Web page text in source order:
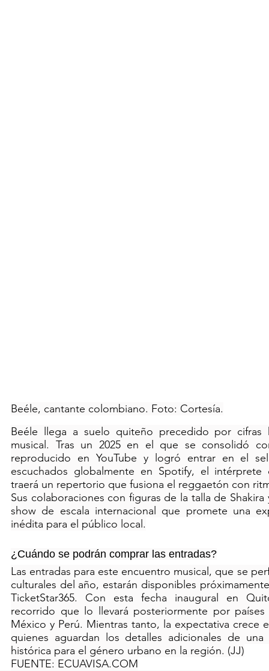
Beéle, cantante colombiano. Foto: Cortesía.
Beéle llega a suelo quiteño precedido por cifras
musical. Tras un 2025 en el que se consolidó
reproducido en YouTube y logró entrar en el
escuchados globalmente en Spotify, el
traerá un repertorio que fusiona el reggaetón con
Sus colaboraciones con figuras de la talla de
show de escala internacional que promete una
inédita para el público local.
¿Cuándo se podrán comprar las entradas?
Las entradas para este encuentro musical, que se
culturales del año, estarán disponibles
TicketStar365. Con esta fecha inaugural en
recorrido que lo llevará posteriormente por
México y Perú. Mientras tanto, la expectativa crece
quienes aguardan los detalles adicionales de
histórica para el género urbano en la región. (JJ)
FUENTE: ECUAVISA.COM